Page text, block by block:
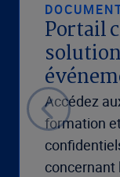
Portail
Accédez
formation
concernant